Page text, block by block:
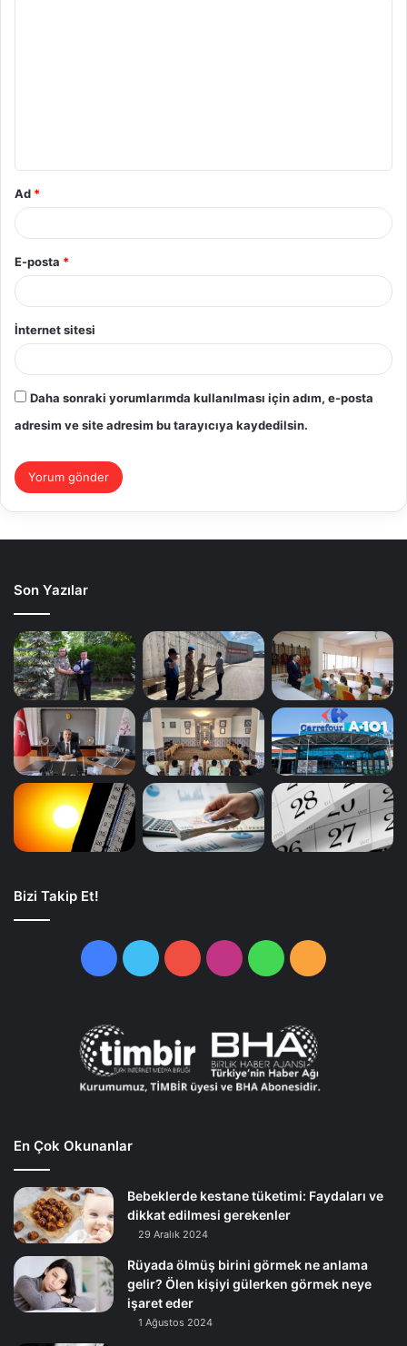
Ad *
E-posta *
İnternet sitesi
Daha sonraki yorumlarımda kullanılması için adım, e-posta
adresim ve site adresim bu tarayıcıya kaydedilsin.
Son Yazılar
Bizi Takip Et!
FacebookTwitterYouTubeInstagramWhatsApp
RSS
En Çok Okunanlar
Bebeklerde kestane tüketimi: Faydaları ve
dikkat edilmesi gerekenler
29 Aralık 2024
Rüyada ölmüş birini görmek ne anlama
gelir? Ölen kişiyi gülerken görmek neye
işaret eder
1 Ağustos 2024